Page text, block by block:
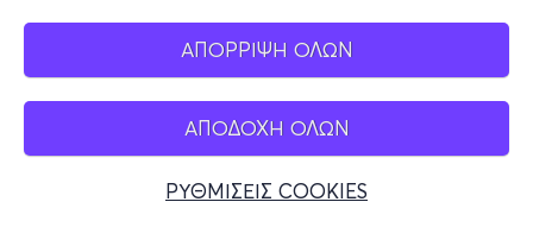
ΑΠΟΡΡΙΨΗ ΟΛΩΝ
ΑΠΟΔΟΧΗ ΟΛΩΝ
ΡΥΘΜΙΣΕΙΣ COOKIES